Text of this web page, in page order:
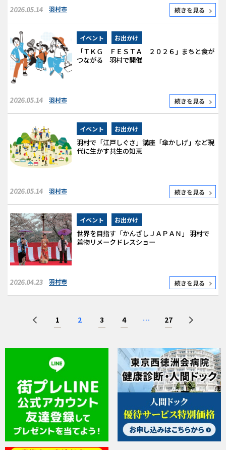
2026.05.14 羽村市 続きを見る
イベント お出かけ
「ＴＫＧ ＦＥＳＴＡ ２０２６」まちと食が
つながる 羽村で開催
2026.05.14 羽村市 続きを見る
イベント お出かけ
羽村で「江戸しぐさ」講座「傘かしげ」など現
代に生かす共生の知恵
2026.05.14 羽村市 続きを見る
イベント お出かけ
世界を目指す「かんざしＪＡＰＡＮ」 羽村で
着物リメークドレスショー
2026.04.23 羽村市 続きを見る
1 2 3 4 … 27